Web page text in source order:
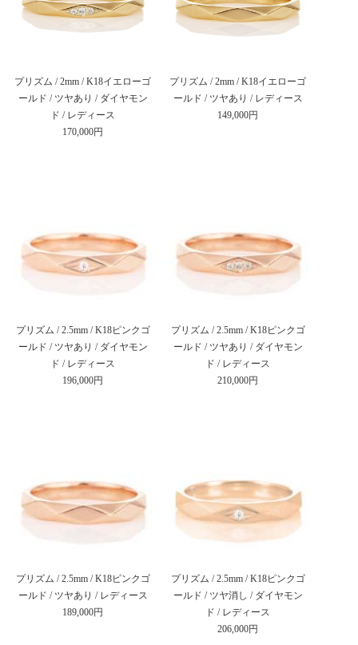
プリズム / 2mm / K18イエローゴ
ールド / ツヤあり / ダイヤモン
ド / レディース
170,000円
プリズム / 2mm / K18イエローゴ
ールド / ツヤあり / レディース
149,000円
プリズム / 2.5mm / K18ピンクゴ
ールド / ツヤあり / ダイヤモン
ド / レディース
196,000円
プリズム / 2.5mm / K18ピンクゴ
ールド / ツヤあり / ダイヤモン
ド / レディース
210,000円
プリズム / 2.5mm / K18ピンクゴ
ールド / ツヤあり / レディース
189,000円
プリズム / 2.5mm / K18ピンクゴ
ールド / ツヤ消し / ダイヤモン
ド / レディース
206,000円